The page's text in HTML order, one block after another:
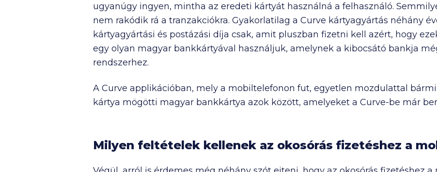
ugyanúgy ingyen, mintha az eredeti kártyát használná a felhasználó.
nem rakódik rá a tranzakciókra. Gyakorlatilag a Curve kártyagyártás néhány
kártyagyártási és postázási díja csak, amit pluszban fizetni kell azért, hogy
egy olyan magyar bankkártyával használjuk, amelynek a kibocsátó bankja
rendszerhez.
A Curve applikációban, mely a mobiltelefonon fut, egyetlen mozdulattal
kártya mögötti magyar bankkártya azok között, amelyeket a Curve-be már
Milyen feltételek kellenek az okosórás fizetéshez a